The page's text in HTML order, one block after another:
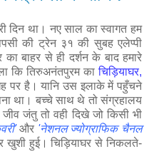
दिन था। नए साल का स्वागत हम
की ट्रेन ३१ की सुबह एलेप्पी
बाहर से ही दर्शन के बाद हमारे
कि तिरुअनंतपुरम काचिड़ियाघर,
पर है। यानि उस इलाके में पहुँचने
था। बच्चे साथ थे तो संग्रहालय
जंतु तो वही दिखे जो किसी भी
और 'नेशनल ज्योग्राफिक चैनल
खुशी हुई। चिड़ियाघर से निकलते-